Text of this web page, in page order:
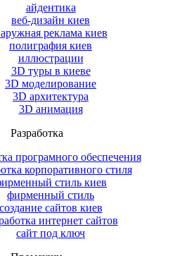
айдентика
веб-дизайн киев
реклама киев
полиграфия киев
иллюстрации
3D туры в киеве
3D моделирование
3D архитектура
3D анимация
Разработка
програмного обеспечения
корпоративного стиля
стиль киев
фирменный стиль
создание сайтов киев
интернет сайтов
сайт под ключ